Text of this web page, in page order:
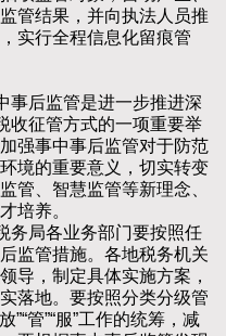
管结果，并向执法人员推
实行全程信息化留痕管
后监管是进一步推进深
收征管方式的一项重要举
强事中事后监管对于防范
境的重要意义，切实转变
管、智慧监管等新理念、
培养。
局各业务部门要按照任
监管措施。各地税务机关
导，制定具体实施方案，
落地。要按照分类分级管
”“管”“服”工作的统筹，减